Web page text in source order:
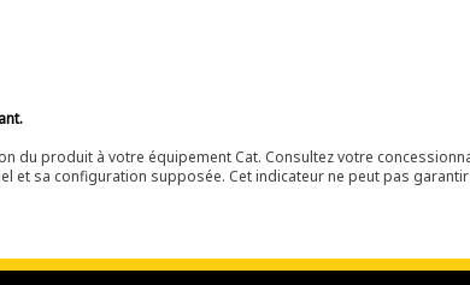
produit à votre équipement Cat. Consultez votre
et sa configuration supposée. Cet indicateur ne peut pas